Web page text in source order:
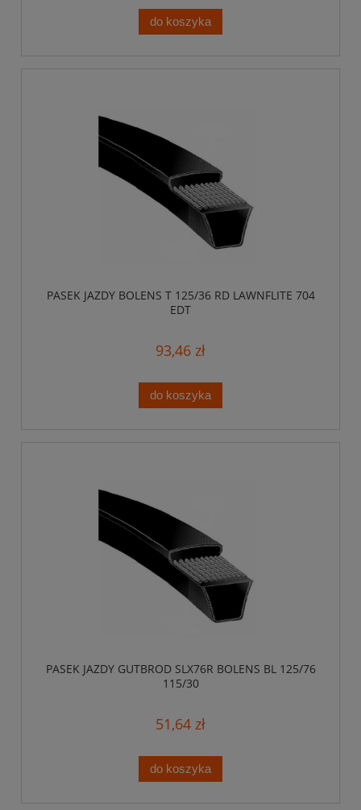
do koszyka
PASEK JAZDY BOLENS T 125/36 RD LAWNFLITE 704
EDT
93,46 zł
do koszyka
PASEK JAZDY GUTBROD SLX76R BOLENS BL 125/76
115/30
51,64 zł
do koszyka